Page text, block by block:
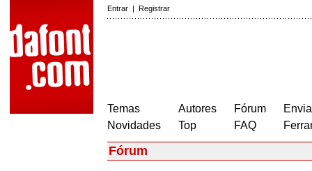
Entrar | Registrar
Temas
Novidades
Autores
Top
Fórum
FAQ
Fórum